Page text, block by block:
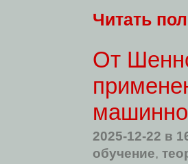
Читать
От
2025-12-22 в
обучение,